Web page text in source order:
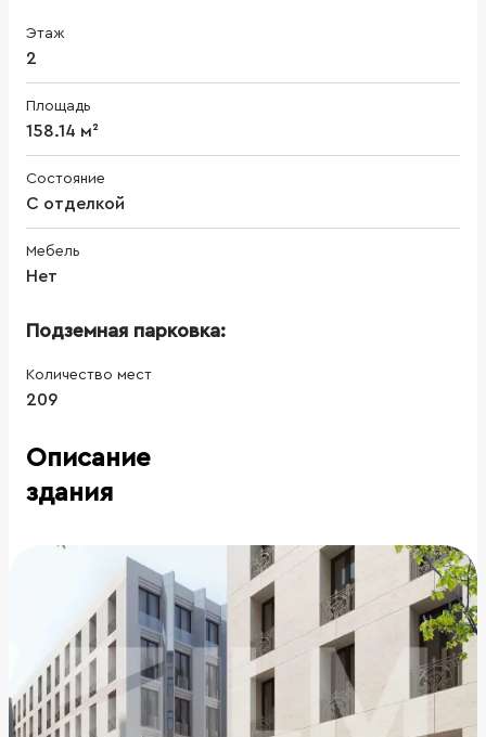
Этаж
2
Площадь
158.14 м²
Состояние
С отделкой
Мебель
Нет
Подземная парковка:
Количество мест
209
Описание
здания